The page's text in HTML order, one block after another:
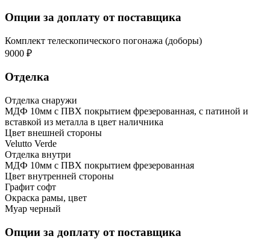
Опции за доплату от поставщика
Комплект телескопического погонажа (доборы)
9000 ₽
Отделка
Отделка снаружи
МДФ 10мм с ПВХ покрытием фрезерованная, с патиной и
вставкой из металла в цвет наличника
Цвет внешней стороны
Velutto Verde
Отделка внутри
МДФ 10мм с ПВХ покрытием фрезерованная
Цвет внутренней стороны
Графит софт
Окраска рамы, цвет
Муар черный
Опции за доплату от поставщика